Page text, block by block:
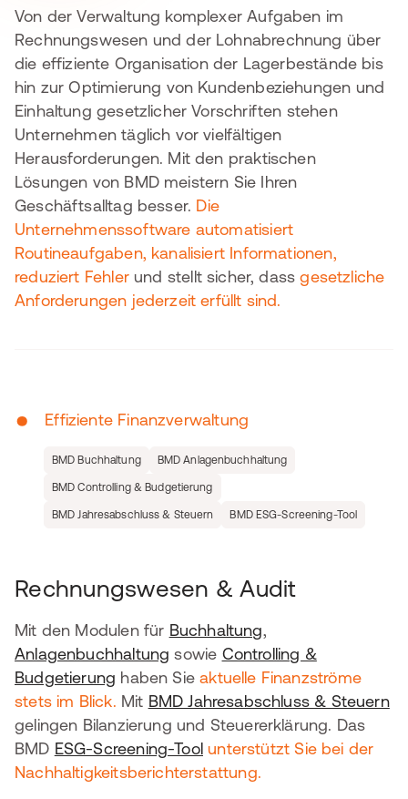
Von der Verwaltung komplexer Aufgaben im
Rechnungswesen und der Lohnabrechnung über
die effiziente Organisation der Lagerbestände bis
hin zur Optimierung von Kundenbeziehungen und
Einhaltung gesetzlicher Vorschriften stehen
Unternehmen täglich vor vielfältigen
Herausforderungen. Mit den praktischen
Lösungen von BMD meistern Sie Ihren
Geschäftsalltag besser. Die
Unternehmenssoftware automatisiert
Routineaufgaben, kanalisiert Informationen,
reduziert Fehlerund stellt sicher, dassgesetzliche
Anforderungen jederzeit erfüllt sind.
• Effiziente Finanzverwaltung
BMD Buchhaltung BMD Anlagenbuchhaltung
BMD Controlling & Budgetierung
BMD Jahresabschluss & Steuern BMD ESG-Screening-Tool
Rechnungswesen & Audit
Mit den Modulen für Buchhaltung,
Anlagenbuchhaltung sowie Controlling &
Budgetierung haben Sieaktuelle Finanzströme
stets im Blick. Mit BMD Jahresabschluss & Steuern
gelingen Bilanzierung und Steuererklärung. Das
BMD ESG-Screening-Toolunterstützt Sie bei der
Nachhaltigkeitsberichterstattung.